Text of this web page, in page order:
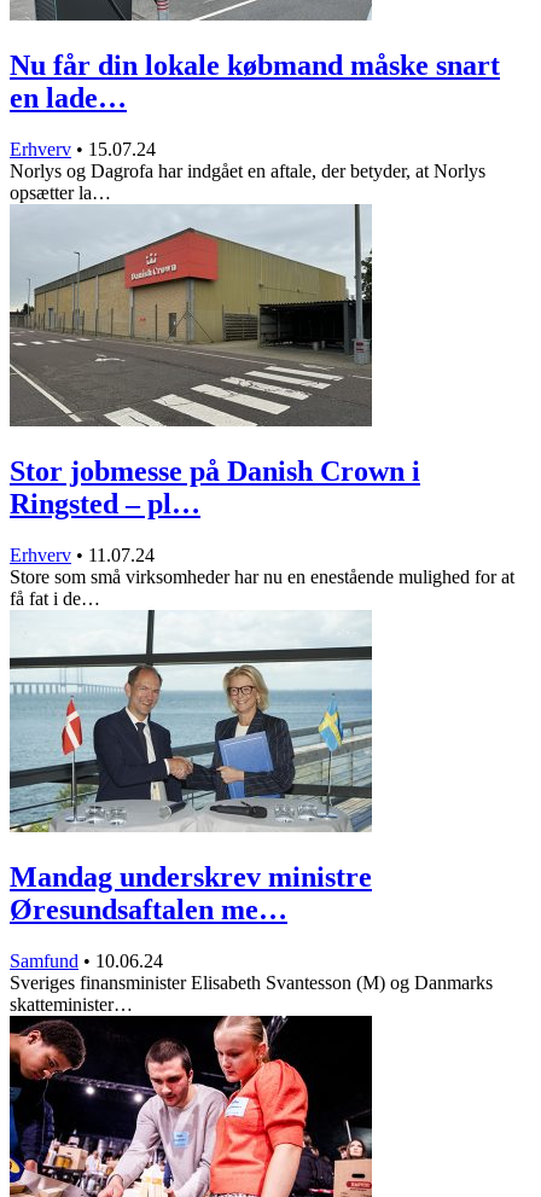
Nu får din lokale købmand måske snart
en lade…
Erhverv • 15.07.24
Norlys og Dagrofa har indgået en aftale, der betyder, at Norlys
opsætter la…
Stor jobmesse på Danish Crown i
Ringsted – pl…
Erhverv • 11.07.24
Store som små virksomheder har nu en enestående mulighed for at
få fat i de…
Mandag underskrev ministre
Øresundsaftalen me…
Samfund • 10.06.24
Sveriges finansminister Elisabeth Svantesson (M) og Danmarks
skatteminister…